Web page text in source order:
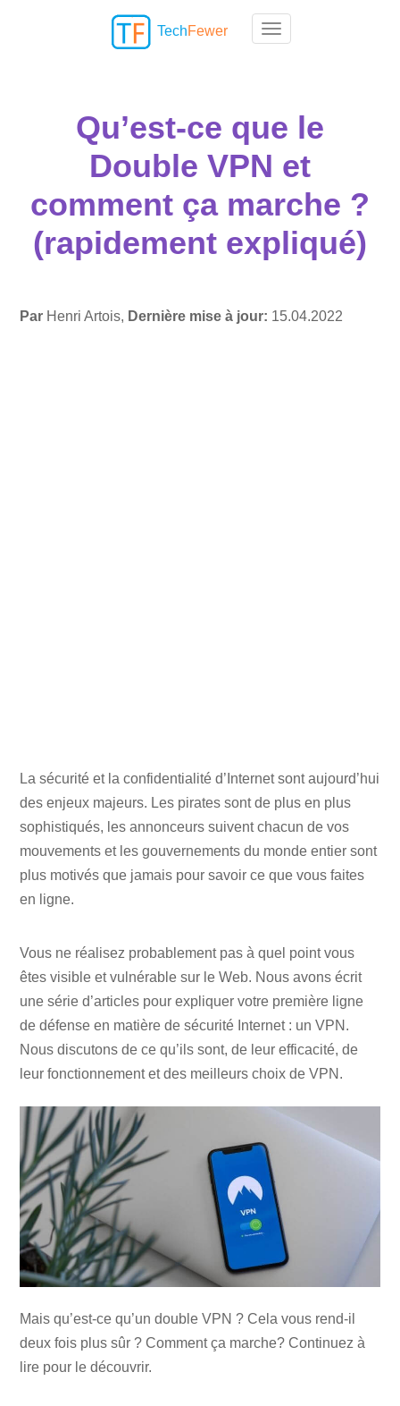
Toggle navigation
TechFewer
Qu’est-ce que le
Double VPN et
comment ça marche ?
(rapidement expliqué)
Par Henri Artois, Dernière mise à jour: 15.04.2022
La sécurité et la confidentialité d’Internet sont aujourd’hui
des enjeux majeurs. Les pirates sont de plus en plus
sophistiqués, les annonceurs suivent chacun de vos
mouvements et les gouvernements du monde entier sont
plus motivés que jamais pour savoir ce que vous faites
en ligne.
Vous ne réalisez probablement pas à quel point vous
êtes visible et vulnérable sur le Web. Nous avons écrit
une série d’articles pour expliquer votre première ligne
de défense en matière de sécurité Internet : un VPN.
Nous discutons de ce qu’ils sont, de leur efficacité, de
leur fonctionnement et des meilleurs choix de VPN.
Mais qu’est-ce qu’un double VPN ? Cela vous rend-il
deux fois plus sûr ? Comment ça marche? Continuez à
lire pour le découvrir.